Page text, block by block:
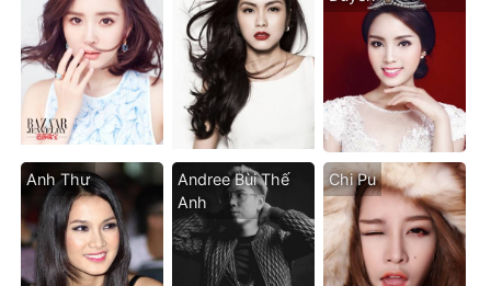
Anh Thư
Andree Bùi Thế
Anh
Chi Pu